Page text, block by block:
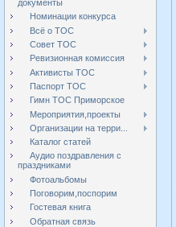
документы
Номинации конкурса
Всё о ТОС
Совет ТОС
Ревизионная комиссия
Активисты ТОС
Паспорт ТОС
Гимн ТОС Приморское
Мероприятия,проекты
Организации на терри...
Каталог статей
Аудио поздравления с
праздниками
Фотоальбомы
Поговорим,поспорим
Гостевая книга
Обратная связь